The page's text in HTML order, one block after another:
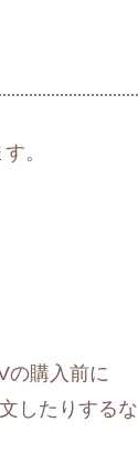
。
の購入前に
したりするな